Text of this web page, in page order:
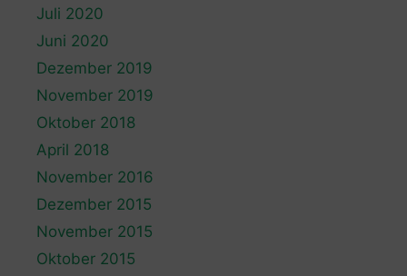
Juli 2020
Juni 2020
Dezember 2019
November 2019
Oktober 2018
April 2018
November 2016
Dezember 2015
November 2015
Oktober 2015